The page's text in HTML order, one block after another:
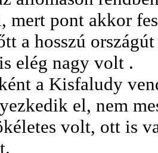
mert pont akkor
a hosszú
elég nagy volt .
a Kisfaludy
el, nem
volt, ott is